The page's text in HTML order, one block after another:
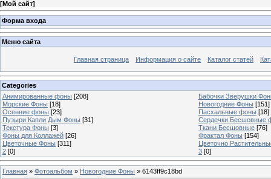
[Мой сайт]
Форма входа
Меню сайта
Главная страница Информация о сайте Каталог статей
Categories
Анимированные фоны [208]
Бабочки Зверушки
Морские Фоны [18] Новогодние Фоны [151]
Осенние фоны [23] Пасхальные фоны [18]
Пузыри Капли Дым Фоны [31]
Сердечки Бесшовные
Текстура Фоны [3] Ткани Бесшовные [76]
Фоны для Коллажей [26] Фрактал Фоны [154]
Цветочные Фоны [311]
Цветочно
2 [0] 3 [0]
Главная » Фотоальбом » Новогодние Фоны » 6143ff9c18bd